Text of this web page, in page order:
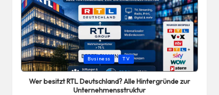
Posted
in
Business TV
Wer besitzt RTL Deutschland? Alle Hintergründe zur
Unternehmensstruktur